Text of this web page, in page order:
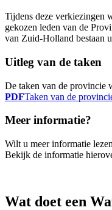
Tijdens deze verkiezingen
gekozen leden van de
van Zuid-Holland bestaan
Uitleg van de taken
De taken van de provincie
PDFTaken van de
Meer informatie?
Wilt u meer informatie
Bekijk de informatie
Wat doet een